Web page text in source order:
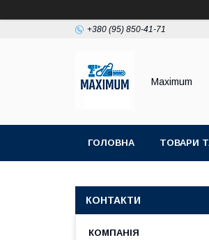
+380 (95) 850-41-71
Maximum
ГОЛОВНА ТОВАРИ
КОНТАКТИ